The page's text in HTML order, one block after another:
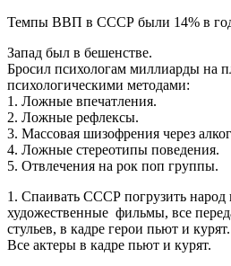
Темпы ВВП в СССР были 14% в
Запад был в бешенстве.
Бросил психологам миллиарды на
психологическими методами:
1. Ложные впечатления.
2. Ложные рефлексы.
3. Массовая шизофрения через
4. Ложные стереотипы поведения.
5. Отвлечения на рок поп группы.
1. Спаивать СССР погрузить
художественные фильмы, все
стульев, в кадре герои пьют и курят.
Все актеры в кадре пьют и курят.